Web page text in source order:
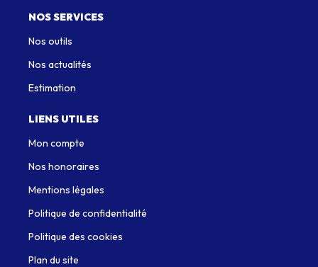
NOS SERVICES
Nos outils
Nos actualités
Estimation
LIENS UTILES
Mon compte
Nos honoraires
Mentions légales
Politique de confidentialité
Politique des cookies
Plan du site